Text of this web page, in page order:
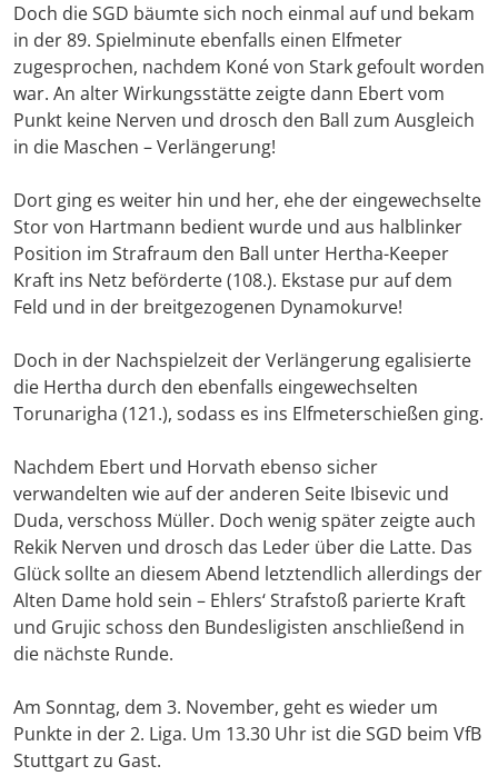
Doch die SGD bäumte sich noch einmal auf und bekam
in der 89. Spielminute ebenfalls einen Elfmeter
zugesprochen, nachdem Koné von Stark gefoult worden
war. An alter Wirkungsstätte zeigte dann Ebert vom
Punkt keine Nerven und drosch den Ball zum Ausgleich
in die Maschen – Verlängerung!
Dort ging es weiter hin und her, ehe der eingewechselte
Stor von Hartmann bedient wurde und aus halblinker
Position im Strafraum den Ball unter Hertha-Keeper
Kraft ins Netz beförderte (108.). Ekstase pur auf dem
Feld und in der breitgezogenen Dynamokurve!
Doch in der Nachspielzeit der Verlängerung egalisierte
die Hertha durch den ebenfalls eingewechselten
Torunarigha (121.), sodass es ins Elfmeterschießen ging.
Nachdem Ebert und Horvath ebenso sicher
verwandelten wie auf der anderen Seite Ibisevic und
Duda, verschoss Müller. Doch wenig später zeigte auch
Rekik Nerven und drosch das Leder über die Latte. Das
Glück sollte an diesem Abend letztendlich allerdings der
Alten Dame hold sein – Ehlers‘ Strafstoß parierte Kraft
und Grujic schoss den Bundesligisten anschließend in
die nächste Runde.
Am Sonntag, dem 3. November, geht es wieder um
Punkte in der 2. Liga. Um 13.30 Uhr ist die SGD beim VfB
Stuttgart zu Gast.